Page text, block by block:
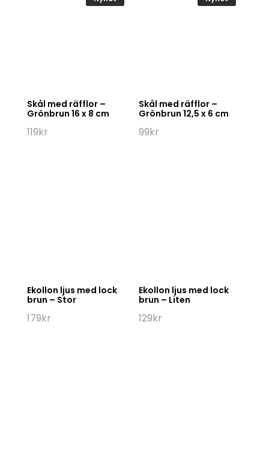
Skål med räfflor –
Grönbrun 16 x 8 cm
119kr
Skål med räfflor –
Grönbrun 12,5 x 6 cm
99kr
Ekollon ljus med lock
brun – Stor
179kr
Ekollon ljus med lock
brun – Liten
129kr